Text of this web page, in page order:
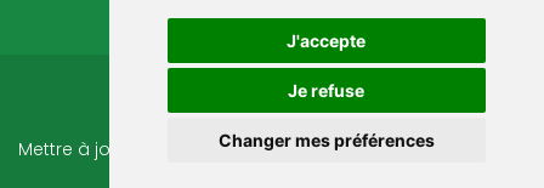
J'accepte
Je refuse
Changer mes préférences
contact@robindestoits.org
ROBIN DES TOITS - 2026
Mettre à jour mes préférences Mentions légales & Politique